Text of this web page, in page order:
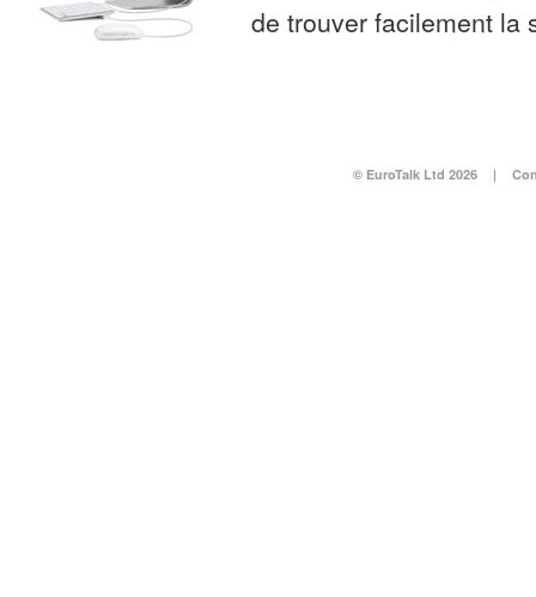
de trouver facilement la
© EuroTalk Ltd 2026 |